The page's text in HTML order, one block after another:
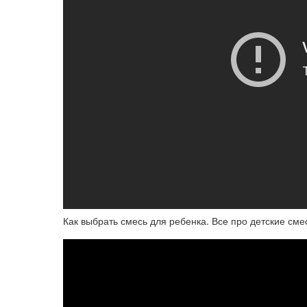
Как выбрать смесь для ребенка. Все про детские